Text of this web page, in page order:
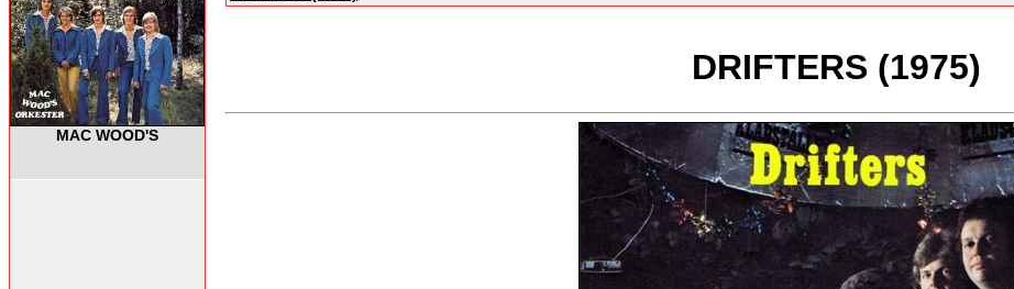
MAC WOOD'S
DRIFTERS (1975)